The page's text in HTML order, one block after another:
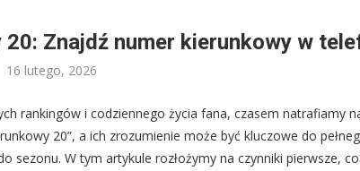
20: Znajdź numer kierunkowy w
16 lutego, 2026
rankingów i codziennego życia fana, czasem natrafiamy
20”, a ich zrozumienie może być kluczowe do
sezonu. W tym artykule rozłożymy na czynniki pierwsze,